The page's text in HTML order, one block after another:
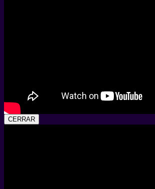
CERRAR